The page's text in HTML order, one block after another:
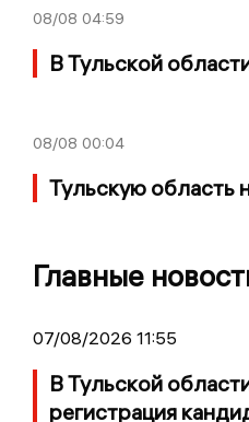
08/08 04:59
В Тульской
08/08 00:04
Тульскую область
Главные
07/08/2026 11:55
В Тульской
регистрация